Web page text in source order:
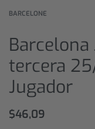
BARCELONE
tercera
Jugador
$46,09